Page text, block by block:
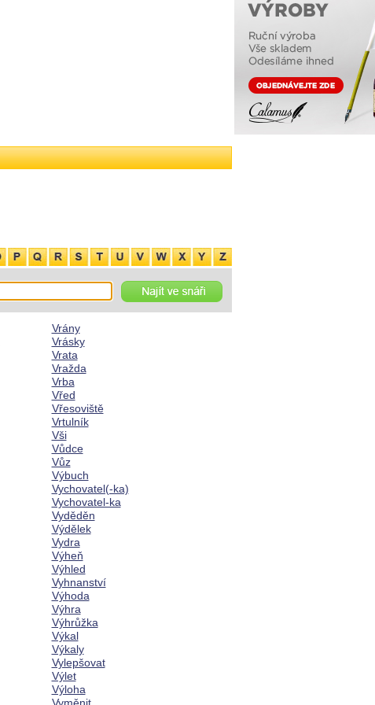
Vrány
Vrásky
Vrata
Vražda
Vrba
Vřed
Vřesoviště
Vrtulník
Vši
Vůdce
Vůz
Výbuch
Vychovatel(-ka)
Vychovatel-ka
Vyděděn
Výdělek
Vydra
Výheň
Výhled
Vyhnanství
Výhoda
Výhra
Výhrůžka
Výkal
Výkaly
Vylepšovat
Výlet
Výloha